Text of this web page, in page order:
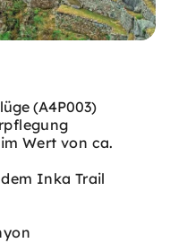
(A4P003)
Wert von ca.
Inka Trail